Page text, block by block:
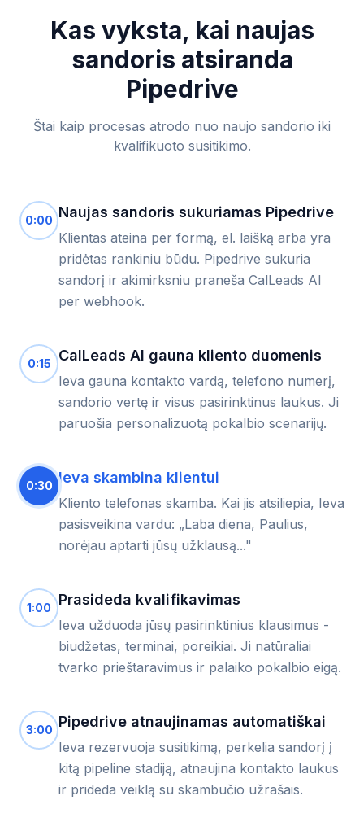
Kas vyksta, kai naujas
sandoris atsiranda
Pipedrive
Štai kaip procesas atrodo nuo naujo sandorio iki
kvalifikuoto susitikimo.
0:00 Naujas sandoris sukuriamas Pipedrive
Klientas ateina per formą, el. laišką arba yra
pridėtas rankiniu būdu. Pipedrive sukuria
sandorį ir akimirksniu praneša CalLeads AI
per webhook.
0:15 CalLeads AI gauna kliento duomenis
Ieva gauna kontakto vardą, telefono numerį,
sandorio vertę ir visus pasirinktinus laukus. Ji
paruošia personalizuotą pokalbio scenarijų.
0:30 Ieva skambina klientui
Kliento telefonas skamba. Kai jis atsiliepia, Ieva
pasisveikina vardu: „Laba diena, Paulius,
norėjau aptarti jūsų užklausą..."
1:00 Prasideda kvalifikavimas
Ieva užduoda jūsų pasirinktinius klausimus -
biudžetas, terminai, poreikiai. Ji natūraliai
tvarko prieštaravimus ir palaiko pokalbio eigą.
3:00 Pipedrive atnaujinamas automatiškai
Ieva rezervuoja susitikimą, perkelia sandorį į
kitą pipeline stadiją, atnaujina kontakto laukus
ir prideda veiklą su skambučio užrašais.